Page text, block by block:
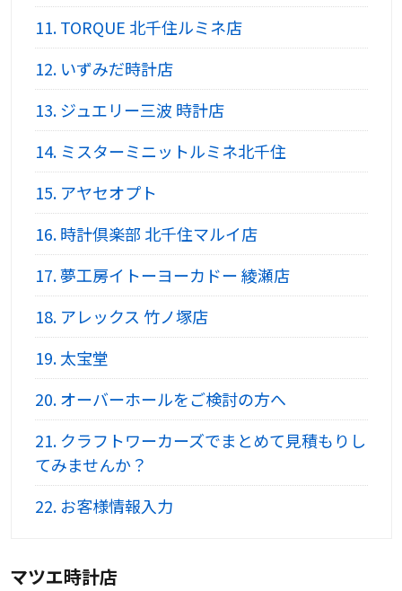
11.TORQUE 北千住ルミネ店
12.いずみだ時計店
13.ジュエリー三波 時計店
14.ミスターミニットルミネ北千住
15.アヤセオプト
16.時計倶楽部 北千住マルイ店
17.夢工房イトーヨーカドー 綾瀬店
18.アレックス 竹ノ塚店
19.太宝堂
20.オーバーホールをご検討の方へ
21.クラフトワーカーズでまとめて見積もりし
てみませんか？
22.お客様情報入力
マツエ時計店